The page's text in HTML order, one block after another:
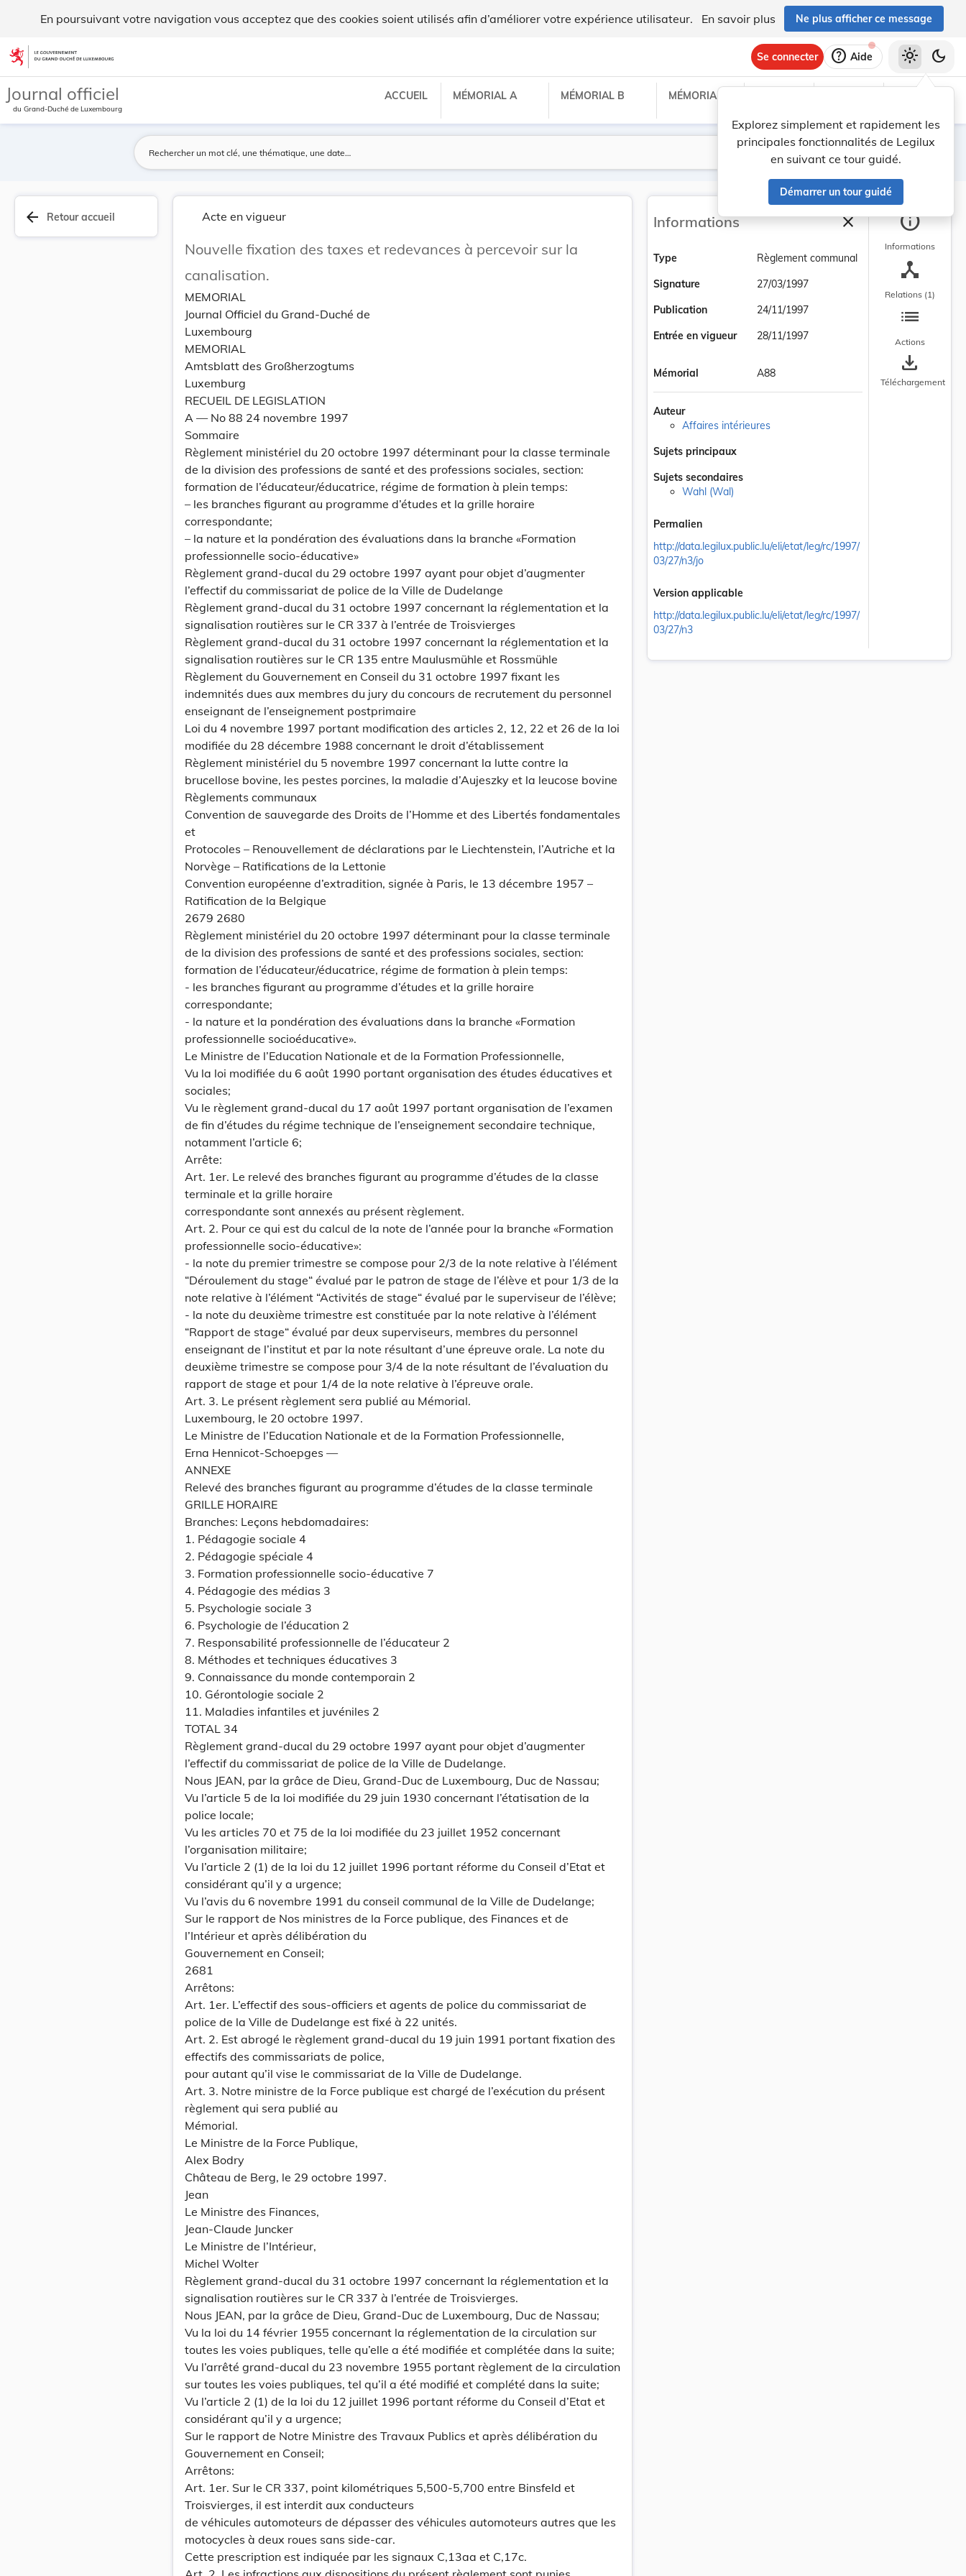
En poursuivant votre navigation vous acceptez que des cookies soient utilisés afin d’améliorer votre expérience utilisateur. En savoir plus Ne plus afficher ce message
Aller au contenu
Se connecter help Aide
Explorez simplement et rapidement les
principales fonctionnalités de Legilux
en suivant ce tour guidé.
Démarrer un tour guidé
light_mode dark_mode
Journal officiel
du Grand-Duché de Luxembourg
ACCUEIL MÉMORIAL A MÉMORIAL B MÉMORIAL C
Lancer la recherche
Filtres
arrow_back Retour accueil Acte en vigueur
Nouvelle fixation des taxes et redevances à percevoir sur la
canalisation.
MEMORIAL
Journal Officiel du Grand-Duché de
Luxembourg
MEMORIAL
Amtsblatt des Großherzogtums
Luxemburg
RECUEIL DE LEGISLATION
A — No 88 24 novembre 1997
Sommaire
Règlement ministériel du 20 octobre 1997 déterminant pour la classe terminale
de la division des professions de santé et des professions sociales, section:
formation de l’éducateur/éducatrice, régime de formation à plein temps:
– les branches figurant au programme d’études et la grille horaire
correspondante;
– la nature et la pondération des évaluations dans la branche «Formation
professionnelle socio-éducative»
Règlement grand-ducal du 29 octobre 1997 ayant pour objet d’augmenter
l’effectif du commissariat de police de la Ville de Dudelange
Règlement grand-ducal du 31 octobre 1997 concernant la réglementation et la
signalisation routières sur le CR 337 à l’entrée de Troisvierges
Règlement grand-ducal du 31 octobre 1997 concernant la réglementation et la
signalisation routières sur le CR 135 entre Maulusmühle et Rossmühle
Règlement du Gouvernement en Conseil du 31 octobre 1997 fixant les
indemnités dues aux membres du jury du concours de recrutement du personnel
enseignant de l’enseignement postprimaire
Loi du 4 novembre 1997 portant modification des articles 2, 12, 22 et 26 de la loi
modifiée du 28 décembre 1988 concernant le droit d’établissement
Règlement ministériel du 5 novembre 1997 concernant la lutte contre la
brucellose bovine, les pestes porcines, la maladie d’Aujeszky et la leucose bovine
Règlements communaux
Convention de sauvegarde des Droits de l’Homme et des Libertés fondamentales
et
Protocoles – Renouvellement de déclarations par le Liechtenstein, l’Autriche et la
Norvège – Ratifications de la Lettonie
Convention européenne d’extradition, signée à Paris, le 13 décembre 1957 –
Ratification de la Belgique
2679 2680
Règlement ministériel du 20 octobre 1997 déterminant pour la classe terminale
de la division des professions de santé et des professions sociales, section:
formation de l’éducateur/éducatrice, régime de formation à plein temps:
- les branches figurant au programme d’études et la grille horaire
correspondante;
- la nature et la pondération des évaluations dans la branche «Formation
professionnelle socioéducative».
Le Ministre de l’Education Nationale et de la Formation Professionnelle,
Vu la loi modifiée du 6 août 1990 portant organisation des études éducatives et
sociales;
Vu le règlement grand-ducal du 17 août 1997 portant organisation de l’examen
de fin d’études du régime technique de l’enseignement secondaire technique,
notamment l’article 6;
Arrête:
Art. 1er. Le relevé des branches figurant au programme d’études de la classe
terminale et la grille horaire
correspondante sont annexés au présent règlement.
Art. 2. Pour ce qui est du calcul de la note de l’année pour la branche «Formation
professionnelle socio-éducative»:
- la note du premier trimestre se compose pour 2/3 de la note relative à l’élément
“Déroulement du stage“ évalué par le patron de stage de l’élève et pour 1/3 de la
note relative à l’élément “Activités de stage“ évalué par le superviseur de l’élève;
- la note du deuxième trimestre est constituée par la note relative à l’élément
“Rapport de stage“ évalué par deux superviseurs, membres du personnel
enseignant de l’institut et par la note résultant d’une épreuve orale. La note du
deuxième trimestre se compose pour 3/4 de la note résultant de l’évaluation du
rapport de stage et pour 1/4 de la note relative à l’épreuve orale.
Art. 3. Le présent règlement sera publié au Mémorial.
Luxembourg, le 20 octobre 1997.
Le Ministre de l’Education Nationale et de la Formation Professionnelle,
Erna Hennicot-Schoepges —
ANNEXE
Relevé des branches figurant au programme d’études de la classe terminale
GRILLE HORAIRE
Branches: Leçons hebdomadaires:
1. Pédagogie sociale 4
2. Pédagogie spéciale 4
3. Formation professionnelle socio-éducative 7
4. Pédagogie des médias 3
5. Psychologie sociale 3
6. Psychologie de l’éducation 2
7. Responsabilité professionnelle de l’éducateur 2
8. Méthodes et techniques éducatives 3
9. Connaissance du monde contemporain 2
10. Gérontologie sociale 2
11. Maladies infantiles et juvéniles 2
TOTAL 34
Règlement grand-ducal du 29 octobre 1997 ayant pour objet d’augmenter
l’effectif du commissariat de police de la Ville de Dudelange.
Nous JEAN, par la grâce de Dieu, Grand-Duc de Luxembourg, Duc de Nassau;
Vu l’article 5 de la loi modifiée du 29 juin 1930 concernant l’étatisation de la
police locale;
Vu les articles 70 et 75 de la loi modifiée du 23 juillet 1952 concernant
l’organisation militaire;
Vu l’article 2 (1) de la loi du 12 juillet 1996 portant réforme du Conseil d’Etat et
considérant qu’il y a urgence;
Vu l’avis du 6 novembre 1991 du conseil communal de la Ville de Dudelange;
Sur le rapport de Nos ministres de la Force publique, des Finances et de
l’Intérieur et après délibération du
Gouvernement en Conseil;
2681
Arrêtons:
Art. 1er. L’effectif des sous-officiers et agents de police du commissariat de
police de la Ville de Dudelange est fixé à 22 unités.
Art. 2. Est abrogé le règlement grand-ducal du 19 juin 1991 portant fixation des
effectifs des commissariats de police,
pour autant qu’il vise le commissariat de la Ville de Dudelange.
Art. 3. Notre ministre de la Force publique est chargé de l’exécution du présent
règlement qui sera publié au
Mémorial.
Le Ministre de la Force Publique,
Alex Bodry
Château de Berg, le 29 octobre 1997.
Jean
Le Ministre des Finances,
Jean-Claude Juncker
Le Ministre de l’Intérieur,
Michel Wolter
Règlement grand-ducal du 31 octobre 1997 concernant la réglementation et la
signalisation routières sur le CR 337 à l’entrée de Troisvierges.
Nous JEAN, par la grâce de Dieu, Grand-Duc de Luxembourg, Duc de Nassau;
Vu la loi du 14 février 1955 concernant la réglementation de la circulation sur
toutes les voies publiques, telle qu’elle a été modifiée et complétée dans la suite;
Vu l’arrêté grand-ducal du 23 novembre 1955 portant règlement de la circulation
sur toutes les voies publiques, tel qu’il a été modifié et complété dans la suite;
Vu l’article 2 (1) de la loi du 12 juillet 1996 portant réforme du Conseil d’Etat et
considérant qu’il y a urgence;
Sur le rapport de Notre Ministre des Travaux Publics et après délibération du
Gouvernement en Conseil;
Arrêtons:
Art. 1er. Sur le CR 337, point kilométriques 5,500-5,700 entre Binsfeld et
Troisvierges, il est interdit aux conducteurs
de véhicules automoteurs de dépasser des véhicules automoteurs autres que les
motocycles à deux roues sans side-car.
Cette prescription est indiquée par les signaux C,13aa et C,17c.
Informations closeFermer la barre
Type
Règlement communal
Signature
27/03/1997
Publication
24/11/1997
Entrée en vigueur
28/11/1997
Mémorial A88
Auteur
Affaires intérieures
Sujets principaux
Sujets secondaires
Wahl (Wal)
Permalien
http://data.legilux.public.lu/eli/etat/leg/rc/1997/
03/27/n3/jo
Version applicable
http://data.legilux.public.lu/eli/etat/leg/rc/1997/
03/27/n3
info
Informations
device_hub
Relations (1)
list
Actions
save_alt
Téléchargement